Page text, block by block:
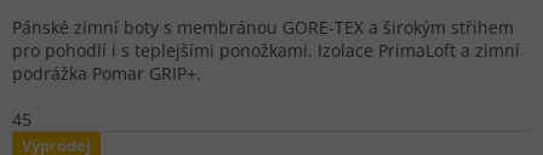
Pánské zimní boty s membránou GORE-TEX a širokým střihem
pro pohodlí i s teplejšími ponožkami. Izolace PrimaLoft a zimní
podrážka Pomar GRIP+.
45
Výprodej